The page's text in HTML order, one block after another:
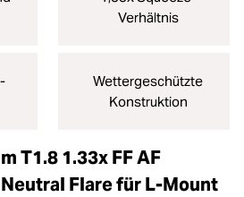
Verhältnis
Wettergeschützte
Konstruktion
T1.8 1.33x FF AF
Flare für L-Mount